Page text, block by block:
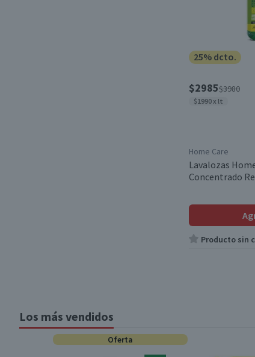
25% dcto.
$2985$3980
$1990 x lt
Home Care
Lavalozas
Concentrado
Producto sin
Los más vendidos
Oferta